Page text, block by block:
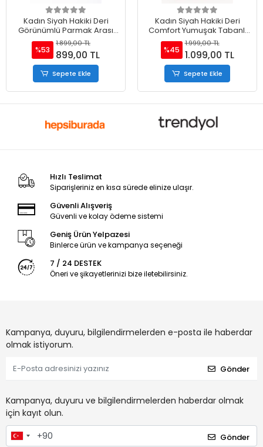
Kadın Siyah Hakiki Deri
Görünümlü Parmak Arası
Sandalet
%53
1.899,00 TL
899,00 TL
Sepete Ekle
Kadın Siyah Hakiki Deri
Comfort Yumuşak Tabanlı
Ortopedik Sandalet
%45
1.999,00 TL
1.099,00 TL
Sepete Ekle
Hızlı Teslimat
Siparişleriniz en kısa sürede elinize ulaşır.
Güvenli Alışveriş
Güvenli ve kolay ödeme sistemi
Geniş Ürün Yelpazesi
Binlerce ürün ve kampanya seçeneği
7 / 24 DESTEK
Öneri ve şikayetlerinizi bize iletebilirsiniz.
Kampanya, duyuru, bilgilendirmelerden e-posta ile haberdar
olmak istiyorum.
Gönder
Kampanya, duyuru ve bilgilendirmelerden haberdar olmak
için kayıt olun.
Gönder